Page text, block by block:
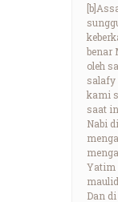
benar
oleh
salafy
kami
saat
Nabi
Yatim
Dan